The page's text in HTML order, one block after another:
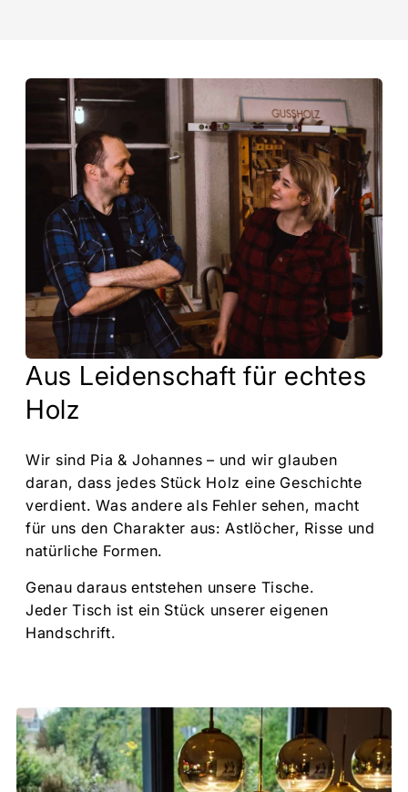
Aus Leidenschaft für echtes
Holz
Wir sind Pia & Johannes – und wir glauben
daran, dass jedes Stück Holz eine Geschichte
verdient. Was andere als Fehler sehen, macht
für uns den Charakter aus: Astlöcher, Risse und
natürliche Formen.
Genau daraus entstehen unsere Tische.
Jeder Tisch ist ein Stück unserer eigenen
Handschrift.